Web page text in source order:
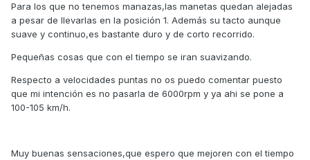
Para los que no tenemos manazas,las manetas quedan alejadas
a pesar de llevarlas en la posición 1. Además su tacto aunque
suave y continuo,es bastante duro y de corto recorrido.
Pequeñas cosas que con el tiempo se iran suavizando.
Respecto a velocidades puntas no os puedo comentar puesto
que mi intención es no pasarla de 6000rpm y ya ahi se pone a
100-105 km/h.
Muy buenas sensaciones,que espero que mejoren con el tiempo